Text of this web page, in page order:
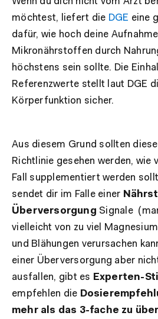
möchtest, liefert die DGE eine
dafür, wie hoch deine
Mikronährstoffen durch
höchstens sein sollte. Die
Referenzwerte stellt laut DGE
Körperfunktion sicher.
Aus diesem Grund sollten
Richtlinie gesehen werden, wie
Fall supplementiert werden
sendet dir im Falle einer
Überversorgung Signale
vielleicht von zu viel
und Blähungen verursachen
einer Überversorgung aber
ausfallen, gibt es Experten-
empfehlen die
mehr als das 3-fache zu